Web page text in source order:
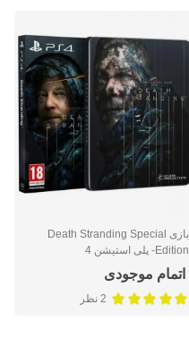
بازی Death Stranding Special
Edition- پلی استیشن 4
اتمام موجودی
2 نظر